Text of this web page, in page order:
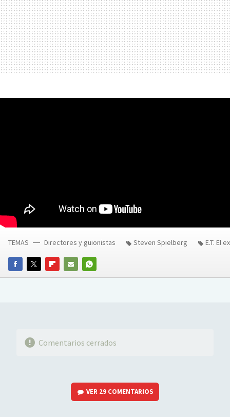
FACEBOOKTWITTERFLIPBOARD
E-
WHATSAPP
TEMAS Directores y guionistas Steven Spielberg E.T. El
Comentarios cerrados
VER 29 COMENTARIOS